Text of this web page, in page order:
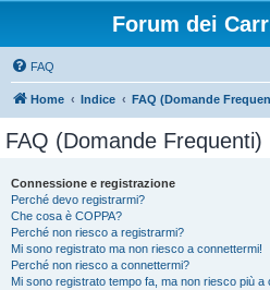
Forum dei
FAQ
Home Indice FAQ (Domande
FAQ (Domande Frequenti)
Connessione e registrazione
Perché devo registrarmi?
Che cosa è COPPA?
Perché non riesco a registrarmi?
Mi sono registrato ma non riesco a connettermi!
Perché non riesco a connettermi?
Mi sono registrato tempo fa, ma non riesco più a